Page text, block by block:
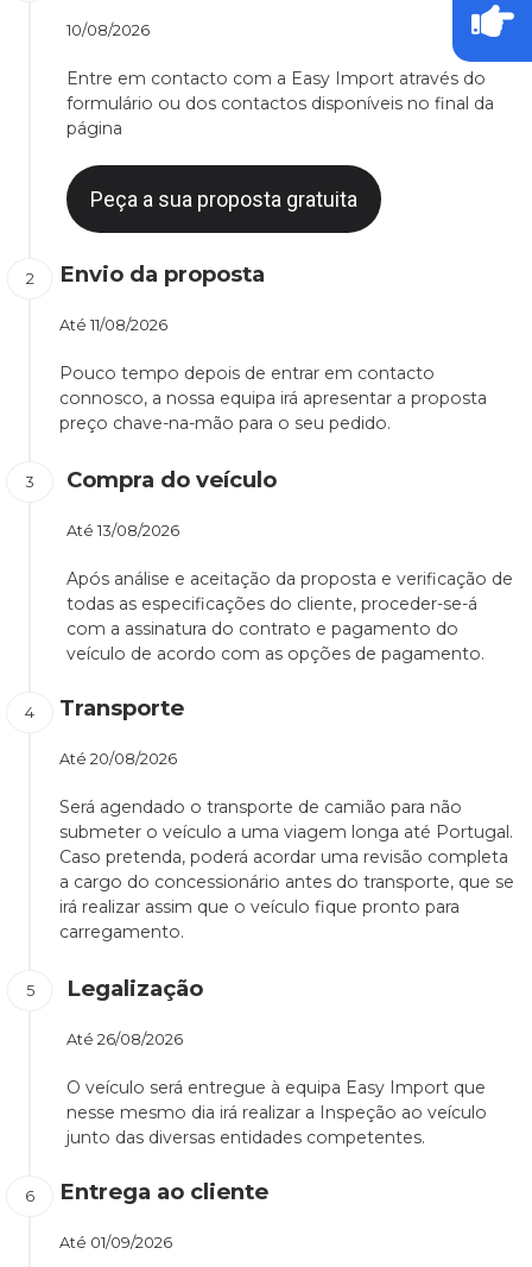
10/08/2026
Entre em contacto com a Easy Import através do
formulário ou dos contactos disponíveis no final da
página
Peça a sua proposta gratuita
Envio da proposta
Até 11/08/2026
Pouco tempo depois de entrar em contacto
connosco, a nossa equipa irá apresentar a proposta
preço chave-na-mão para o seu pedido.
Compra do veículo
Até 13/08/2026
Após análise e aceitação da proposta e verificação de
todas as especificações do cliente, proceder-se-á
com a assinatura do contrato e pagamento do
veículo de acordo com as opções de pagamento.
Transporte
Até 20/08/2026
Será agendado o transporte de camião para não
submeter o veículo a uma viagem longa até Portugal.
Caso pretenda, poderá acordar uma revisão completa
a cargo do concessionário antes do transporte, que se
irá realizar assim que o veículo fique pronto para
carregamento.
Legalização
Até 26/08/2026
O veículo será entregue à equipa Easy Import que
nesse mesmo dia irá realizar a Inspeção ao veículo
junto das diversas entidades competentes.
Entrega ao cliente
Até 01/09/2026